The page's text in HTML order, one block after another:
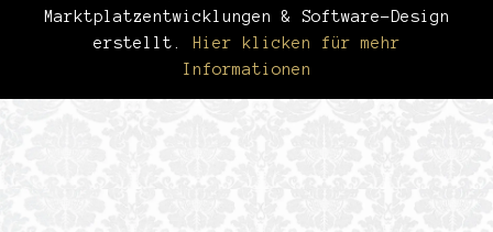
Marktplatzentwicklungen & Software-Design
erstellt.
Hier klicken für mehr
Informationen